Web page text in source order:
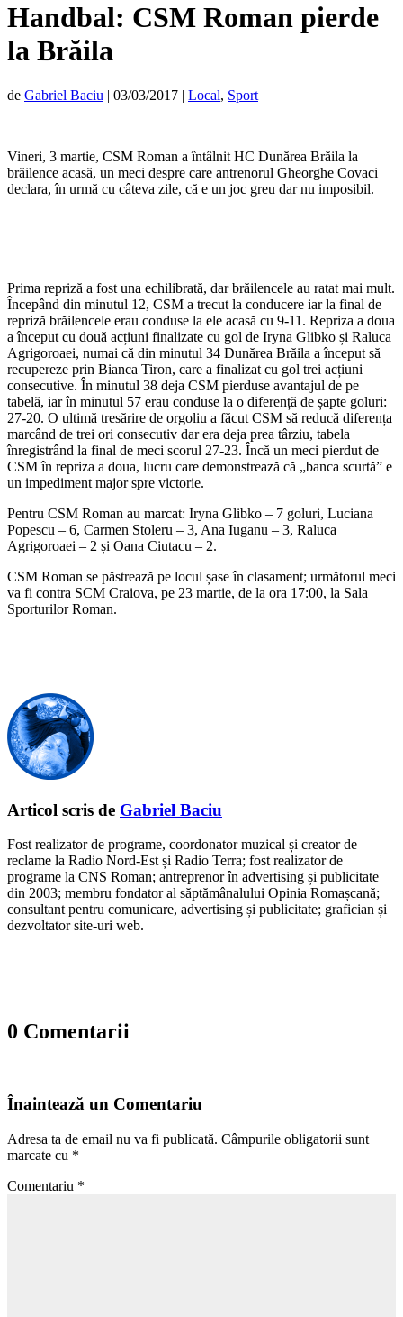
Handbal: CSM Roman pierde
la Brăila
de Gabriel Baciu | 03/03/2017 | Local, Sport
Vineri, 3 martie, CSM Roman a întâlnit HC Dunărea Brăila la
brăilence acasă, un meci despre care antrenorul Gheorghe Covaci
declara, în urmă cu câteva zile, că e un joc greu dar nu imposibil.
Prima repriză a fost una echilibrată, dar brăilencele au ratat mai mult.
Începând din minutul 12, CSM a trecut la conducere iar la final de
repriză brăilencele erau conduse la ele acasă cu 9-11. Repriza a doua
a început cu două acțiuni finalizate cu gol de Iryna Glibko și Raluca
Agrigoroaei, numai că din minutul 34 Dunărea Brăila a început să
recupereze prin Bianca Tiron, care a finalizat cu gol trei acțiuni
consecutive. În minutul 38 deja CSM pierduse avantajul de pe
tabelă, iar în minutul 57 erau conduse la o diferență de șapte goluri:
27-20. O ultimă tresărire de orgoliu a făcut CSM să reducă diferența
marcând de trei ori consecutiv dar era deja prea târziu, tabela
înregistrând la final de meci scorul 27-23. Încă un meci pierdut de
CSM în repriza a doua, lucru care demonstrează că „banca scurtă” e
un impediment major spre victorie.
Pentru CSM Roman au marcat: Iryna Glibko – 7 goluri, Luciana
Popescu – 6, Carmen Stoleru – 3, Ana Iuganu – 3, Raluca
Agrigoroaei – 2 și Oana Ciutacu – 2.
CSM Roman se păstrează pe locul șase în clasament; următorul meci
va fi contra SCM Craiova, pe 23 martie, de la ora 17:00, la Sala
Sporturilor Roman.
Articol scris de Gabriel Baciu
Fost realizator de programe, coordonator muzical și creator de
reclame la Radio Nord-Est și Radio Terra; fost realizator de
programe la CNS Roman; antreprenor în advertising și publicitate
din 2003; membru fondator al săptămânalului Opinia Romașcană;
consultant pentru comunicare, advertising și publicitate; grafician și
dezvoltator site-uri web.
0 Comentarii
Înaintează un Comentariu
Adresa ta de email nu va fi publicată. Câmpurile obligatorii sunt
marcate cu *
Comentariu *